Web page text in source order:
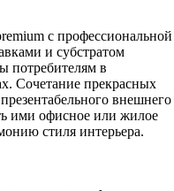
с профессиональной
и субстратом
потребителям в
Сочетание прекрасных
внешнего
ими офисное или жилое
стиля интерьера.